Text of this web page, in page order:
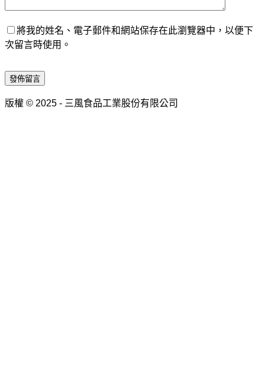
將我的姓名、電子郵件和網站保存在此瀏覽器中，以便下
次留言時使用。
發佈留言
版權 © 2025 - 三風食品工業股份有限公司